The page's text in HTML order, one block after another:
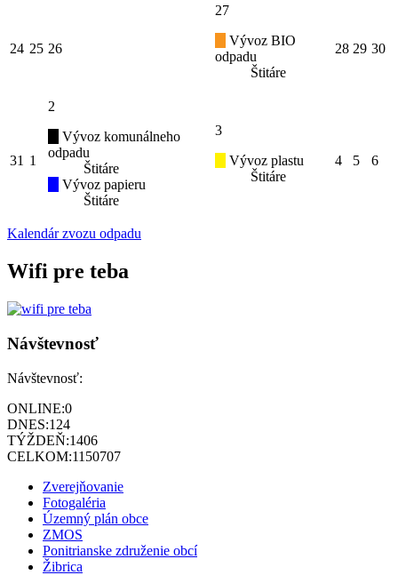
24 25 26
27
Vývoz BIO
odpadu
Štitáre
28 29 30
31 1
2
Vývoz komunálneho
odpadu
Štitáre
Vývoz papieru
Štitáre
3
Vývoz plastu
Štitáre
4 5 6
Kalendár zvozu odpadu
Wifi pre teba
Návštevnosť
Návštevnosť:
ONLINE:0
DNES:124
TÝŽDEŇ:1406
CELKOM:1150707
Zverejňovanie
Fotogaléria
Územný plán obce
ZMOS
Ponitrianske združenie obcí
Žibrica